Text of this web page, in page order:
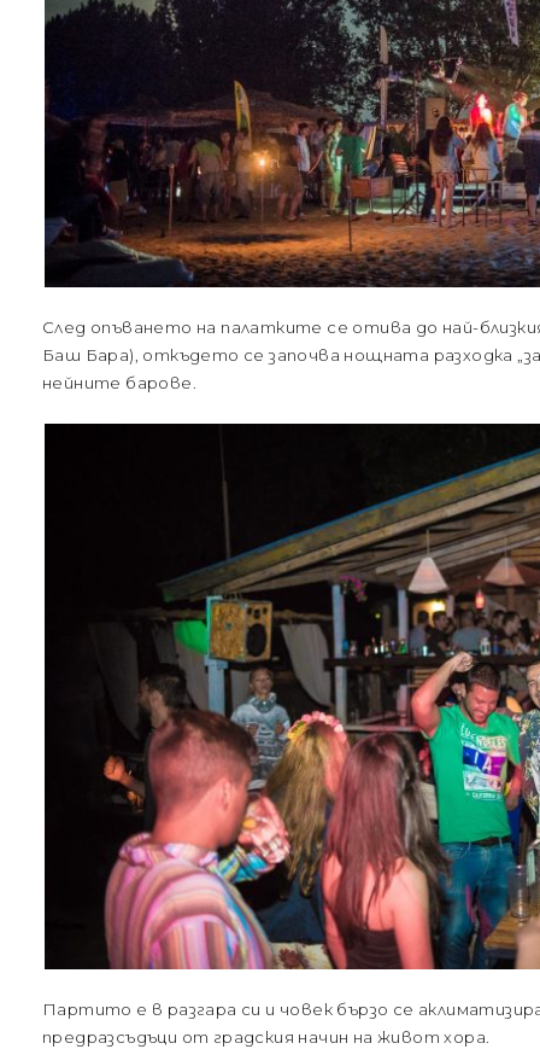
След опъването на палатките се отива до най-
Баш Бара), откъдето се започва нощната разходка
нейните барове.
Партито е в разгара си и човек бързо се
предразсъдъци от градския начин на живот хора.